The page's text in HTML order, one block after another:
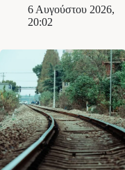
6 Αυγούστου 2026,
20:02